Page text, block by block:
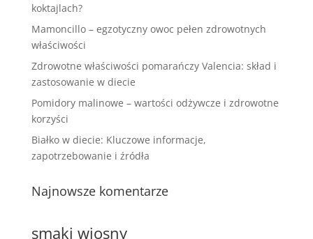
koktajlach?
Mamoncillo – egzotyczny owoc pełen zdrowotnych
właściwości
Zdrowotne właściwości pomarańczy Valencia: skład i
zastosowanie w diecie
Pomidory malinowe – wartości odżywcze i zdrowotne
korzyści
Białko w diecie: Kluczowe informacje,
zapotrzebowanie i źródła
Najnowsze komentarze
smaki wiosny